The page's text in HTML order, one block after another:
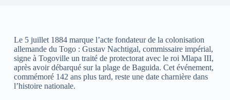
Le 5 juillet 1884 marque l’acte fondateur de la colonisation
allemande du Togo : Gustav Nachtigal, commissaire impérial,
signe à Togoville un traité de protectorat avec le roi Mlapa III,
après avoir débarqué sur la plage de Baguida. Cet événement,
commémoré 142 ans plus tard, reste une date charnière dans
l’histoire nationale.